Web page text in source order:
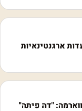
5 מסעדות ארגנטינאיות
"דה פיתה"